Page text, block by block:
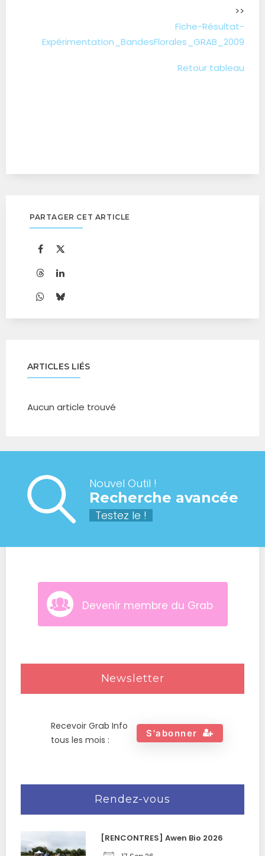
>>
Fiche-Résultat-
Expérimentation_BandesFlorales_GRAB_2009
Retour tableau
PARTAGER CET ARTICLE
ARTICLES LIÉS
Aucun article trouvé
Nouvel Outil !
Recherche avancée
Testez le !
Devenir membre du Grab
Newsletter
Recevoir Grab Info
tous les mois :
S'abonner
Rendez-vous
[RENCONTRES] Awen Bio 2026